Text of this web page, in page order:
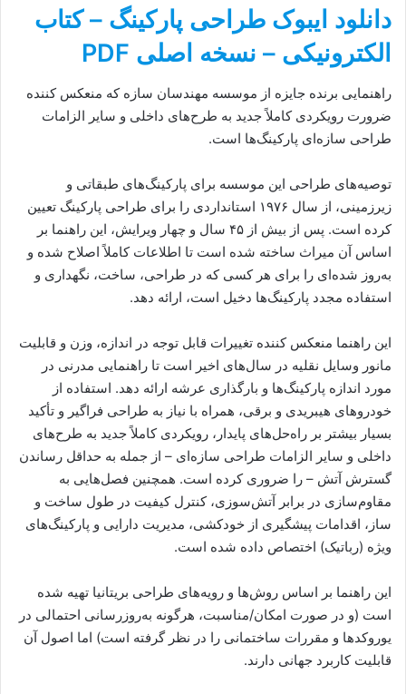
دانلود ایبوک طراحی پارکینگ – کتاب
الکترونیکی – نسخه اصلی PDF
راهنمایی برنده جایزه از موسسه مهندسان سازه که منعکس کننده
ضرورت رویکردی کاملاً جدید به طرح‌های داخلی و سایر الزامات
طراحی سازه‌ای پارکینگ‌ها است.
توصیه‌های طراحی این موسسه برای پارکینگ‌های طبقاتی و
زیرزمینی، از سال ۱۹۷۶ استانداردی را برای طراحی پارکینگ تعیین
کرده است. پس از بیش از ۴۵ سال و چهار ویرایش، این راهنما بر
اساس آن میراث ساخته شده است تا اطلاعات کاملاً اصلاح شده و
به‌روز شده‌ای را برای هر کسی که در طراحی، ساخت، نگهداری و
استفاده مجدد پارکینگ‌ها دخیل است، ارائه دهد.
این راهنما منعکس کننده تغییرات قابل توجه در اندازه، وزن و قابلیت
مانور وسایل نقلیه در سال‌های اخیر است تا راهنمایی مدرنی در
مورد اندازه پارکینگ‌ها و بارگذاری عرشه ارائه دهد. استفاده از
خودروهای هیبریدی و برقی، همراه با نیاز به طراحی فراگیر و تأکید
بسیار بیشتر بر راه‌حل‌های پایدار، رویکردی کاملاً جدید به طرح‌های
داخلی و سایر الزامات طراحی سازه‌ای – از جمله به حداقل رساندن
گسترش آتش – را ضروری کرده است. همچنین فصل‌هایی به
مقاوم‌سازی در برابر آتش‌سوزی، کنترل کیفیت در طول ساخت و
ساز، اقدامات پیشگیری از خودکشی، مدیریت دارایی و پارکینگ‌های
ویژه (رباتیک) اختصاص داده شده است.
این راهنما بر اساس روش‌ها و رویه‌های طراحی بریتانیا تهیه شده
است (و در صورت امکان/مناسبت، هرگونه به‌روزرسانی احتمالی در
یوروکدها و مقررات ساختمانی را در نظر گرفته است) اما اصول آن
قابلیت کاربرد جهانی دارند.